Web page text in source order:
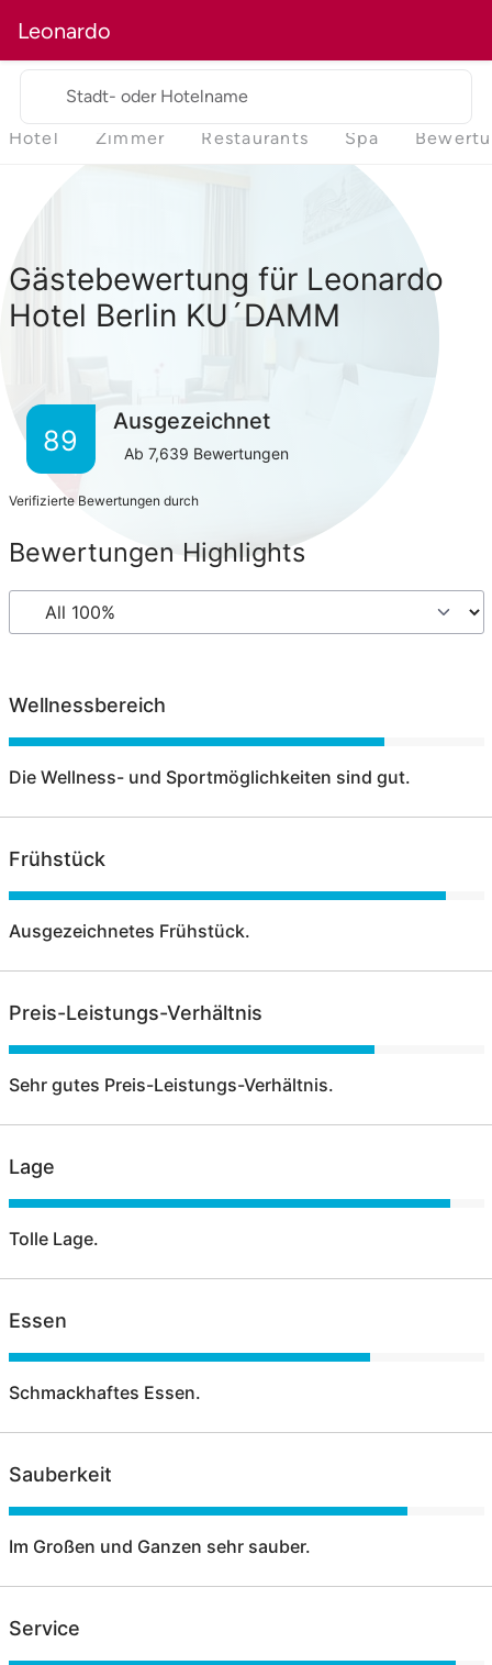
Leonardo
Stadt- oder Hotelname
Hotel Zimmer Restaurants Spa
Gästebewertung für Leonardo
Hotel Berlin KU´DAMM
89
Ausgezeichnet
Ab 7,639 Bewertungen
Verifizierte Bewertungen durch
Bewertungen Highlights
Wellnessbereich
Die Wellness- und Sportmöglichkeiten sind gut.
Frühstück
Ausgezeichnetes Frühstück.
Preis-Leistungs-Verhältnis
Sehr gutes Preis-Leistungs-Verhältnis.
Lage
Tolle Lage.
Essen
Schmackhaftes Essen.
Sauberkeit
Im Großen und Ganzen sehr sauber.
Service